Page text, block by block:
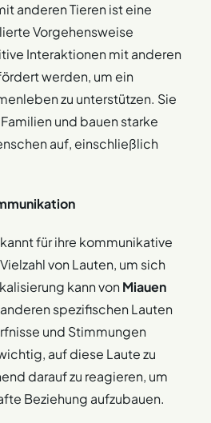
anderen Tieren ist eine
Vorgehensweise
Interaktionen mit anderen
werden, um ein
zu unterstützen. Sie
und bauen starke
auf, einschließlich
für ihre kommunikative
von Lauten, um sich
kann vonMiauen
anderen spezifischen Lauten
und Stimmungen
auf diese Laute zu
darauf zu reagieren, um
Beziehung aufzubauen.